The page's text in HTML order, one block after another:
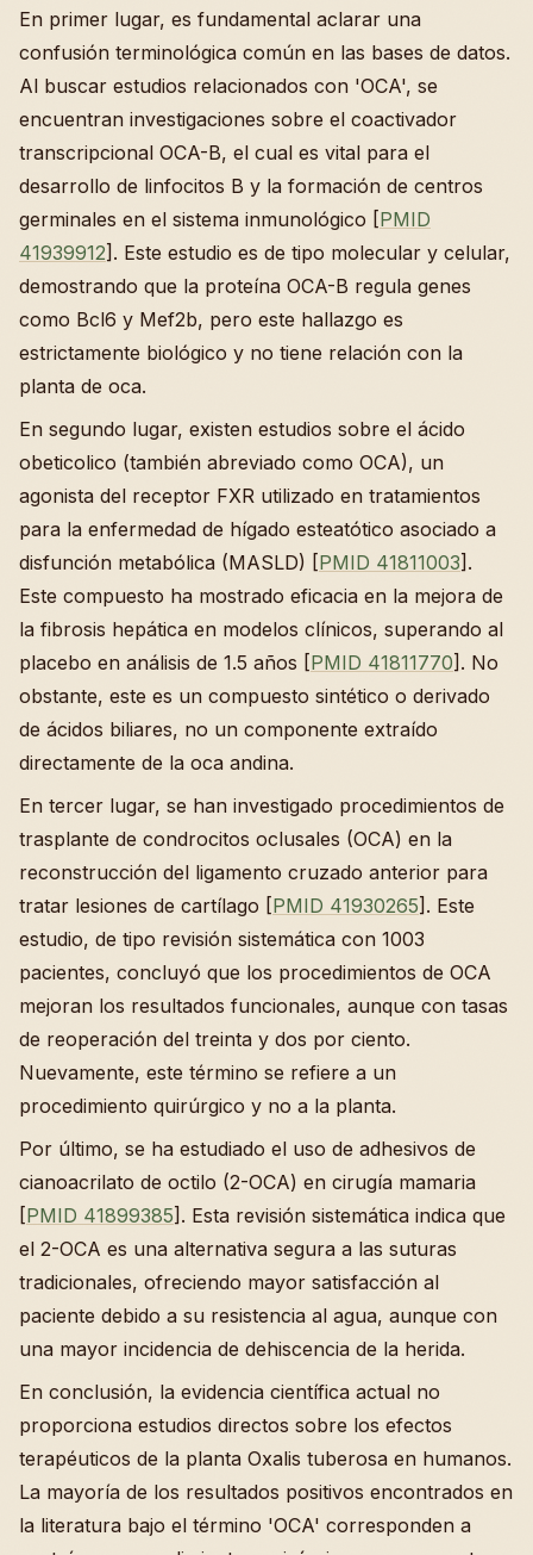
En primer lugar, es fundamental aclarar una
confusión terminológica común en las bases de datos.
Al buscar estudios relacionados con 'OCA', se
encuentran investigaciones sobre el coactivador
transcripcional OCA-B, el cual es vital para el
desarrollo de linfocitos B y la formación de centros
germinales en el sistema inmunológico [PMID
41939912]. Este estudio es de tipo molecular y celular,
demostrando que la proteína OCA-B regula genes
como Bcl6 y Mef2b, pero este hallazgo es
estrictamente biológico y no tiene relación con la
planta de oca.
En segundo lugar, existen estudios sobre el ácido
obeticolico (también abreviado como OCA), un
agonista del receptor FXR utilizado en tratamientos
para la enfermedad de hígado esteatótico asociado a
disfunción metabólica (MASLD) [PMID 41811003].
Este compuesto ha mostrado eficacia en la mejora de
la fibrosis hepática en modelos clínicos, superando al
placebo en análisis de 1.5 años [PMID 41811770]. No
obstante, este es un compuesto sintético o derivado
de ácidos biliares, no un componente extraído
directamente de la oca andina.
En tercer lugar, se han investigado procedimientos de
trasplante de condrocitos oclusales (OCA) en la
reconstrucción del ligamento cruzado anterior para
tratar lesiones de cartílago [PMID 41930265]. Este
estudio, de tipo revisión sistemática con 1003
pacientes, concluyó que los procedimientos de OCA
mejoran los resultados funcionales, aunque con tasas
de reoperación del treinta y dos por ciento.
Nuevamente, este término se refiere a un
procedimiento quirúrgico y no a la planta.
Por último, se ha estudiado el uso de adhesivos de
cianoacrilato de octilo (2-OCA) en cirugía mamaria
[PMID 41899385]. Esta revisión sistemática indica que
el 2-OCA es una alternativa segura a las suturas
tradicionales, ofreciendo mayor satisfacción al
paciente debido a su resistencia al agua, aunque con
una mayor incidencia de dehiscencia de la herida.
En conclusión, la evidencia científica actual no
proporciona estudios directos sobre los efectos
terapéuticos de la planta Oxalis tuberosa en humanos.
La mayoría de los resultados positivos encontrados en
la literatura bajo el término 'OCA' corresponden a